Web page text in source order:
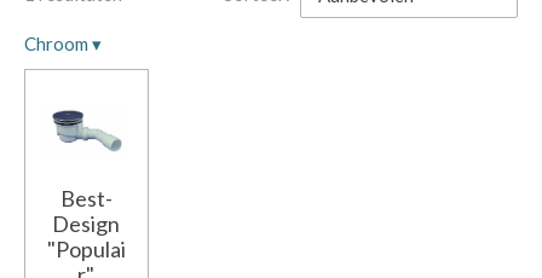
Chroom ▾
Best-
Design
"Populai